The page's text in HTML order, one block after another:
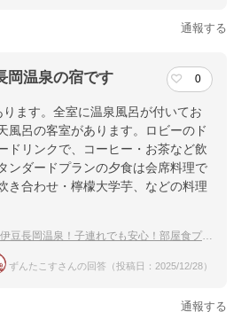
通報する
岡温泉の宿です 0
ます。全室に温泉風呂が付いてお
風呂の客室があります。ロビーのド
ドリンクで、コーヒー・お茶など飲
ンダードプランの夕食は会席料理で
き合わせ・檸檬大学芋、などの料理
長岡温泉！子連れでも安心！部屋食プランがあるおすすめの宿は？
ずんたこすさんの回答（投稿日：2025/12/28）
通報する